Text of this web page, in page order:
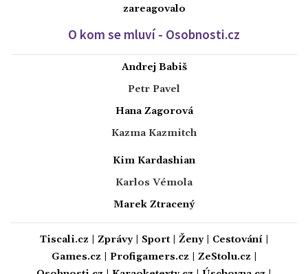
zareagovalo
O kom se mluví - Osobnosti.cz
Andrej Babiš
Petr Pavel
Hana Zagorová
Kazma Kazmitch
Kim Kardashian
Karlos Vémola
Marek Ztracený
Tiscali.cz Zprávy| Sport| Ženy| Cestování|
Games.cz
Profigamers.cz ZeStolu.cz